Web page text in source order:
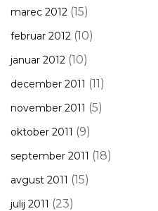
marec 2012 (15)
februar 2012 (10)
januar 2012 (10)
december 2011 (11)
november 2011 (5)
oktober 2011 (9)
september 2011 (18)
avgust 2011 (15)
julij 2011 (23)